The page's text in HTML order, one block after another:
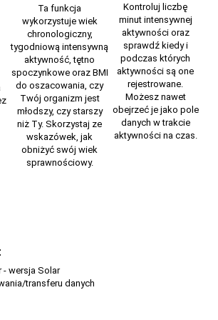
Ta funkcja
wykorzystuje wiek
chronologiczny,
tygodniową intensywną
aktywność, tętno
spoczynkowe oraz BMI
do oszacowania, czy
Twój organizm jest
młodszy, czy starszy
niż Ty. Skorzystaj ze
wskazówek, jak
obniżyć swój wiek
sprawnościowy.
Kontroluj liczbę
minut intensywnej
aktywności oraz
sprawdź kiedy i
podczas których
aktywności są one
rejestrowane.
Możesz nawet
obejrzeć je jako pole
danych w trakcie
aktywności na czas.
- wersja Solar
transferu danych